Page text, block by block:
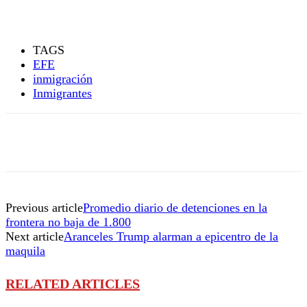
TAGS
EFE
inmigración
Inmigrantes
Previous articlePromedio diario de detenciones en la
frontera no baja de 1.800
Next articleAranceles Trump alarman a epicentro de la
maquila
RELATED ARTICLES